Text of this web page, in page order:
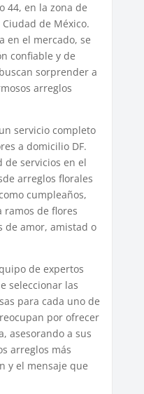
44, en la zona de
de México.
en el mercado, se
confiable y de
sorprender a
arreglos
servicio completo
a domicilio DF.
de servicios en el
arreglos florales
cumpleaños,
ramos de flores
de amor, amistad o
de expertos
seleccionar las
para cada uno de
por ofrecer
asesorando a sus
arreglos más
y el mensaje que